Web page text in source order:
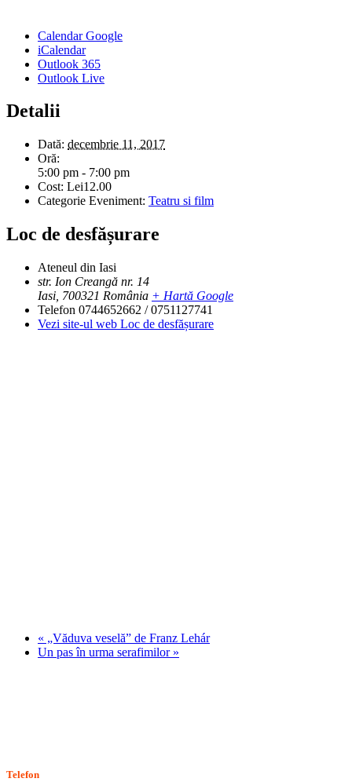
Calendar Google
iCalendar
Outlook 365
Outlook Live
Detalii
Dată: decembrie 11, 2017
Oră:
5:00 pm - 7:00 pm
Cost: Lei12.00
Categorie Eveniment: Teatru si film
Loc de desfășurare
Ateneul din Iasi
str. Ion Creangă nr. 14
Iasi 700321 România + Hartă Google
Telefon 0744652662 / 0751127741
Vezi site-ul web Loc de desfășurare
« „Văduva veselă” de Franz Lehár
Un pas în urma serafimilor »
Telefon